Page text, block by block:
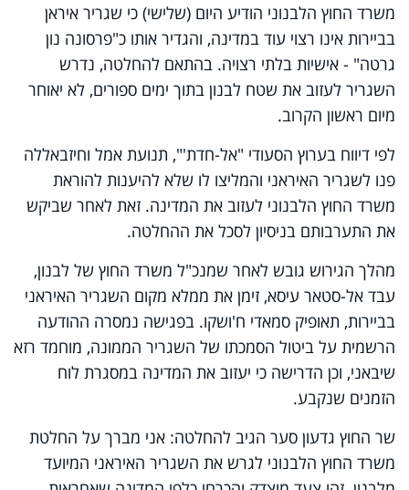
משרד החוץ הלבנוני הודיע היום (שלישי) כי שגריר איראן
בביירות אינו רצוי עוד במדינה, והגדיר אותו כ"פרסונה נון
גרטה" - אישיות בלתי רצויה. בהתאם להחלטה, נדרש
השגריר לעזוב את שטח לבנון בתוך ימים ספורים, לא יאוחר
מיום ראשון הקרוב.
לפי דיווח בערוץ הסעודי "אל-חדת'", תנועת אמל וחיזבאללה
פנו לשגריר האיראני והמליצו לו שלא להיענות להוראת
משרד החוץ הלבנוני לעזוב את המדינה. זאת לאחר שביקש
את התערבותם בניסיון לסכל את ההחלטה.
מהלך הגירוש גובש לאחר שמנכ"ל משרד החוץ של לבנון,
עבד אל-סטאר עיסא, זימן את ממלא מקום השגריר האיראני
בביירות, תאופיק סמאדי ח'ושקו. בפגישה נמסרה ההודעה
הרשמית על ביטול הסמכתו של השגריר הממונה, מוחמד רזא
שיבאני, וכן הדרישה כי יעזוב את המדינה במסגרת לוח
הזמנים שנקבע.
שר החוץ גדעון סער הגיב להחלטה: אני מברך על החלטת
משרד החוץ הלבנוני לגרש את השגריר האיראני המיועד